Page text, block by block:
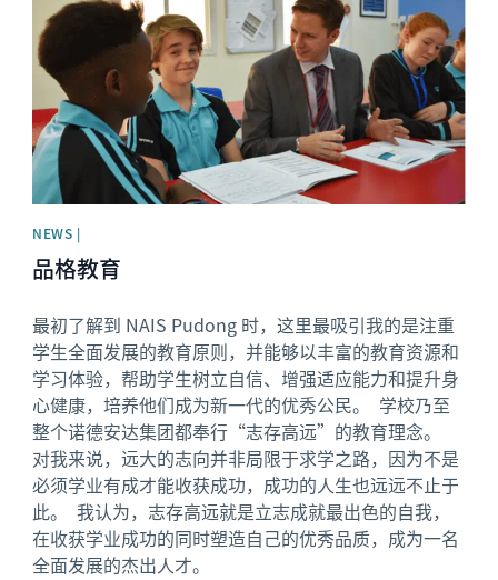
NEWS |
品格教育
最初了解到 NAIS Pudong 时，这里最吸引我的是注重
学生全面发展的教育原则，并能够以丰富的教育资源和
学习体验，帮助学生树立自信、增强适应能力和提升身
心健康，培养他们成为新一代的优秀公民。 学校乃至
整个诺德安达集团都奉行“志存高远”的教育理念。
对我来说，远大的志向并非局限于求学之路，因为不是
必须学业有成才能收获成功，成功的人生也远远不止于
此。 我认为，志存高远就是立志成就最出色的自我，
在收获学业成功的同时塑造自己的优秀品质，成为一名
全面发展的杰出人才。